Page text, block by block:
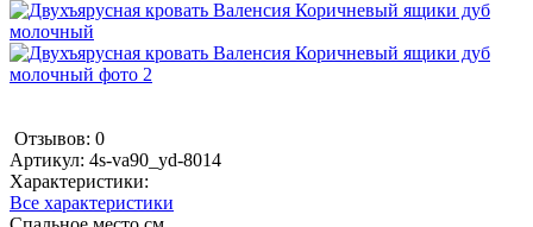
Отзывов: 0
Артикул: 4s-va90_yd-8014
Характеристики:
Все характеристики